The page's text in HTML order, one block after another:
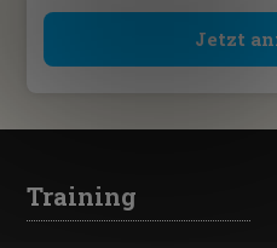
Jetzt
Training